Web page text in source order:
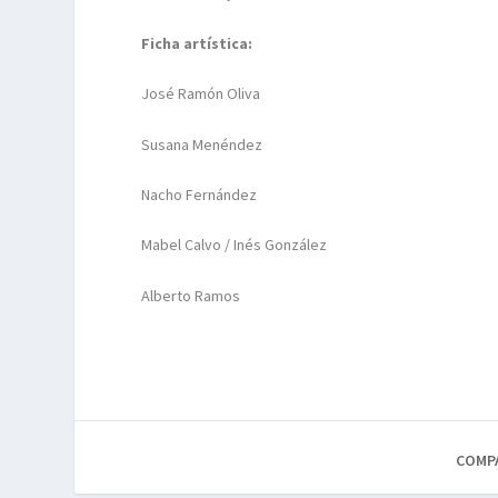
Ficha artística:
José Ramón Oliva
Susana Menéndez
Nacho Fernández
Mabel Calvo / Inés González
Alberto Ramos